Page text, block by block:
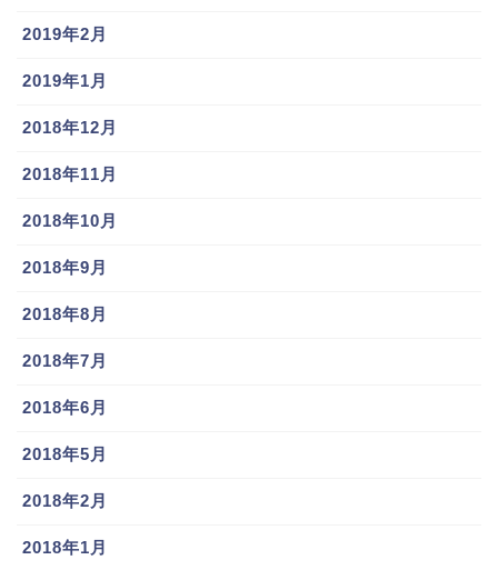
2019年2月
2019年1月
2018年12月
2018年11月
2018年10月
2018年9月
2018年8月
2018年7月
2018年6月
2018年5月
2018年2月
2018年1月